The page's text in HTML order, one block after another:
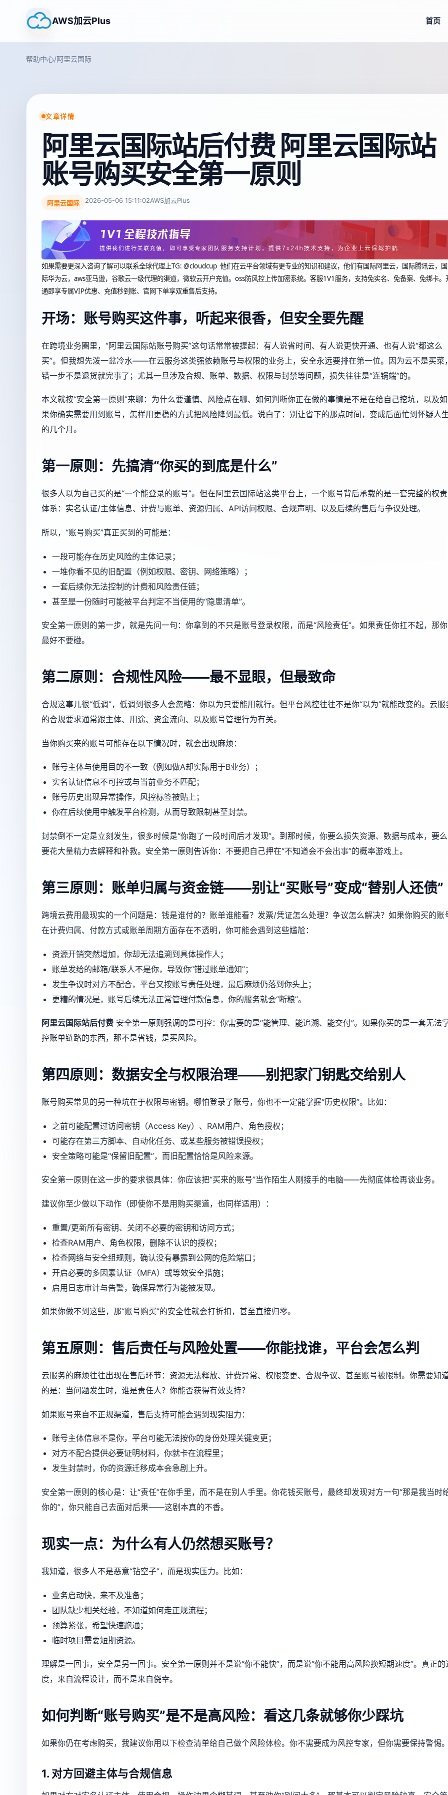
AWS加云Plus 首页
帮助中心/阿里云国际
文章详情
阿里云国际站后付费 阿里云国际站
账号购买安全第一原则
阿里云国际 2026-05-06 15:11:02AWS加云Plus
如果需要更深入咨询了解可以联系全球代理上TG: @cloudcup 他们在云平台领域有更专业的知识和建议，他们有国际阿里云，国际腾讯云，国
际华为云，aws亚马逊，谷歌云一级代理的渠道，微软云开户充值。oss防风控上传加密系统。客服1V1服务，支持免实名、免备案、免绑卡。
通即享专属VIP优惠、充值秒到账、官网下单享双重售后支持。
开场：账号购买这件事，听起来很香，但安全要先醒
在跨境业务圈里，“阿里云国际站账号购买”这句话常常被提起：有人说省时间、有人说更快开通、也有人说“都这么
买”。但我想先泼一盆冷水——在云服务这类强依赖账号与权限的业务上，安全永远要排在第一位。因为云不是买菜
错一步不是退货就完事了；尤其一旦涉及合规、账单、数据、权限与封禁等问题，损失往往是“连锅端”的。
本文就按“安全第一原则”来聊：为什么要谨慎、风险点在哪、如何判断你正在做的事情是不是在给自己挖坑，以及如
果你确实需要用到账号，怎样用更稳的方式把风险降到最低。说白了：别让省下的那点时间，变成后面忙到怀疑人
的几个月。
第一原则：先搞清“你买的到底是什么”
很多人以为自己买的是“一个能登录的账号”。但在阿里云国际站这类平台上，一个账号背后承载的是一套完整的权责
体系：实名认证/主体信息、计费与账单、资源归属、API访问权限、合规声明、以及后续的售后与争议处理。
所以，“账号购买”真正买到的可能是：
一段可能存在历史风险的主体记录；
一堆你看不见的旧配置（例如权限、密钥、网络策略）；
一套后续你无法控制的计费和风险责任链；
甚至是一份随时可能被平台判定不当使用的“隐患清单”。
安全第一原则的第一步，就是先问一句：你拿到的不只是账号登录权限，而是“风险责任”。如果责任你扛不起，那你
最好不要碰。
第二原则：合规性风险——最不显眼，但最致命
合规这事儿很“低调”，低调到很多人会忽略：你以为只要能用就行。但平台风控往往不是你“以为”就能改变的。云服
的合规要求通常跟主体、用途、资金流向、以及账号管理行为有关。
当你购买来的账号可能存在以下情况时，就会出现麻烦：
账号主体与使用目的不一致（例如做A却实际用于B业务）；
实名认证信息不可控或与当前业务不匹配；
账号历史出现异常操作，风控标签被贴上；
你在后续使用中触发平台检测，从而导致限制甚至封禁。
封禁倒不一定是立刻发生，很多时候是“你跑了一段时间后才发现”。到那时候，你要么损失资源、数据与成本，要么
要花大量精力去解释和补救。安全第一原则告诉你：不要把自己押在“不知道会不会出事”的概率游戏上。
第三原则：账单归属与资金链——别让“买账号”变成“替别人还债”
跨境云费用最现实的一个问题是：钱是谁付的？账单谁能看？发票/凭证怎么处理？争议怎么解决？如果你购买的账
在计费归属、付款方式或账单周期方面存在不透明，你可能会遇到这些尴尬：
资源开销突然增加，你却无法追溯到具体操作人；
账单发给的邮箱/联系人不是你，导致你“错过账单通知”；
发生争议时对方不配合，平台又按账号责任处理，最后麻烦仍落到你头上；
更糟的情况是，账号后续无法正常管理付款信息，你的服务就会“断粮”。
阿里云国际站后付费 安全第一原则强调的是可控：你需要的是“能管理、能追溯、能交付”。如果你买的是一套无法
控账单链路的东西，那不是省钱，是买风险。
第四原则：数据安全与权限治理——别把家门钥匙交给别人
账号购买常见的另一种坑在于权限与密钥。哪怕登录了账号，你也不一定能掌握“历史权限”。比如：
之前可能配置过访问密钥（Access Key）、RAM用户、角色授权；
可能存在第三方脚本、自动化任务、或某些服务被错误授权；
安全策略可能是“保留旧配置”，而旧配置恰恰是风险来源。
安全第一原则在这一步的要求很具体：你应该把“买来的账号”当作陌生人刚接手的电脑——先彻底体检再谈业务。
建议你至少做以下动作（即使你不是用购买渠道，也同样适用）：
重置/更新所有密钥、关闭不必要的密钥和访问方式；
检查RAM用户、角色权限，删除不认识的授权；
检查网络与安全组规则，确认没有暴露到公网的危险端口；
开启必要的多因素认证（MFA）或等效安全措施；
启用日志审计与告警，确保异常行为能被发现。
如果你做不到这些，那“账号购买”的安全性就会打折扣，甚至直接归零。
第五原则：售后责任与风险处置——你能找谁，平台会怎么判
云服务的麻烦往往出现在售后环节：资源无法释放、计费异常、权限变更、合规争议、甚至账号被限制。你需要知
的是：当问题发生时，谁是责任人？你能否获得有效支持？
如果账号来自不正规渠道，售后支持可能会遇到现实阻力：
账号主体信息不是你，平台可能无法按你的身份处理关键变更；
对方不配合提供必要证明材料，你就卡在流程里；
发生封禁时，你的资源迁移成本会急剧上升。
安全第一原则的核心是：让“责任”在你手里，而不是在别人手里。你花钱买账号，最终却发现对方一句“那是我当时
你的”，你只能自己去面对后果——这剧本真的不香。
现实一点：为什么有人仍然想买账号？
我知道，很多人不是恶意“钻空子”，而是现实压力。比如：
业务启动快，来不及准备；
团队缺少相关经验，不知道如何走正规流程；
预算紧张，希望快速跑通；
临时项目需要短期资源。
理解是一回事，安全是另一回事。安全第一原则并不是说“你不能快”，而是说“你不能用高风险换短期速度”。真正的
度，来自流程设计，而不是来自侥幸。
如何判断“账号购买”是不是高风险：看这几条就够你少踩坑
如果你仍在考虑购买，我建议你用以下检查清单给自己做个风险体检。你不需要成为风控专家，但你需要保持警惕
1. 对方回避主体与合规信息